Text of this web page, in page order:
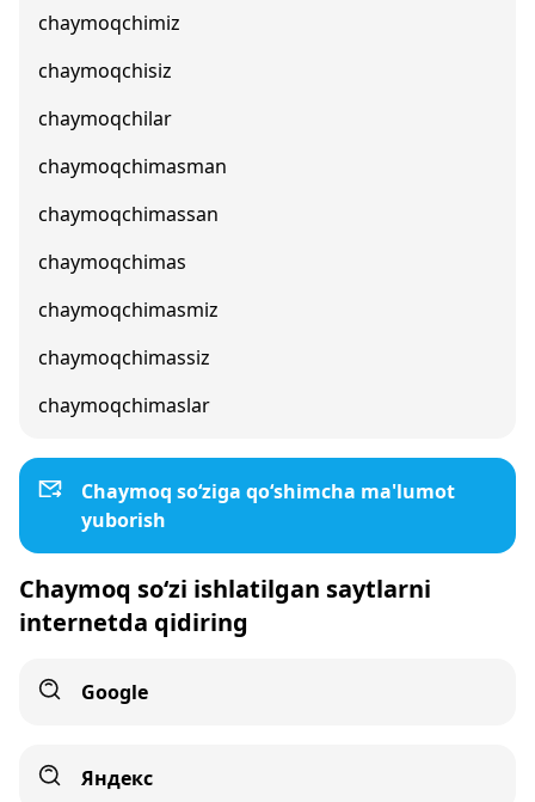
chaymoqchimiz
chaymoqchisiz
chaymoqchilar
chaymoqchimasman
chaymoqchimassan
chaymoqchimas
chaymoqchimasmiz
chaymoqchimassiz
chaymoqchimaslar
Chaymoq so‘ziga qo‘shimcha ma'lumot
yuborish
Chaymoq so‘zi ishlatilgan saytlarni
internetda qidiring
Google
Яндекс